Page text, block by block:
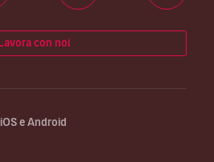
Lavora con noi
e Android